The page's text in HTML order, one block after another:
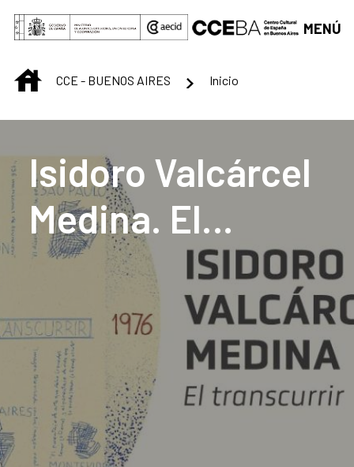
Saltar al contenido principal
MENÚ
INICIOCCE - BUENOS AIRES Inicio
Isidoro Valcárcel
Medina. El
transcurrir